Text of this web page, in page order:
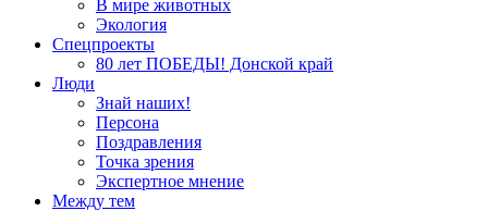
В мире животных
Экология
Спецпроекты
80 лет ПОБЕДЫ! Донской край
Люди
Знай наших!
Персона
Поздравления
Точка зрения
Экспертное мнение
Между тем